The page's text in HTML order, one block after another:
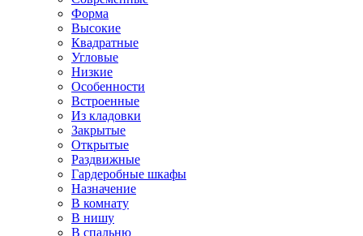
Форма
Высокие
Квадратные
Угловые
Низкие
Особенности
Встроенные
Из кладовки
Закрытые
Открытые
Раздвижные
Гардеробные шкафы
Назначение
В комнату
В нишу
В спальню